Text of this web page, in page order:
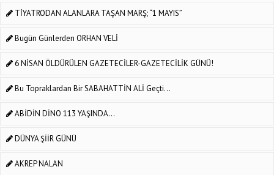
TİYATRODAN ALANLARA TAŞAN MARŞ; “1 MAYIS”
Bugün Günlerden ORHAN VELİ
6 NİSAN ÖLDÜRÜLEN GAZETECİLER-GAZETECİLİK GÜNÜ!
Bu Topraklardan Bir SABAHATTİN ALİ Geçti...
ABİDİN DİNO 113 YAŞINDA...
DÜNYA ŞİİR GÜNÜ
AKREP NALAN